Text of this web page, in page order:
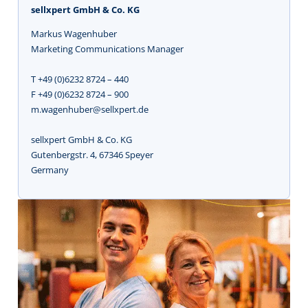
sellxpert GmbH & Co. KG
Markus Wagenhuber
Marketing Communications Manager
T +49 (0)6232 8724 – 440
F +49 (0)6232 8724 – 900
m.wagenhuber@sellxpert.de
sellxpert GmbH & Co. KG
Gutenbergstr. 4, 67346 Speyer
Germany